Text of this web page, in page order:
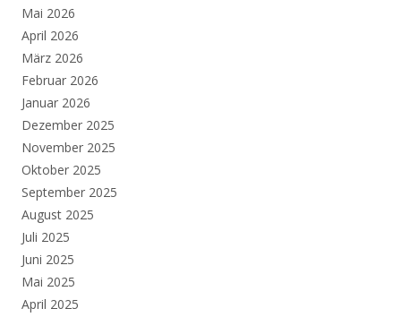
Mai 2026
April 2026
März 2026
Februar 2026
Januar 2026
Dezember 2025
November 2025
Oktober 2025
September 2025
August 2025
Juli 2025
Juni 2025
Mai 2025
April 2025